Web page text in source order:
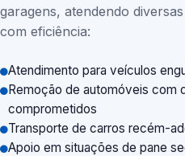
garagens, atendendo
com eficiência:
Atendimento para veículos
Remoção de automóveis com
comprometidos
Transporte de carros recém-
Apoio em situações de pane